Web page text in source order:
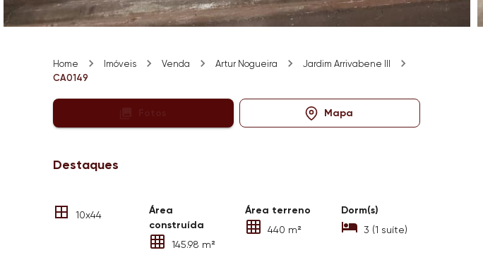
Home Imóveis Venda Artur Nogueira
Jardim Arrivabene III
CA0149
Mapa
Destaques
10x44
Área
construída
145.98 m²
Área terreno
440 m²
Dorm(s)
3 (1 suíte)